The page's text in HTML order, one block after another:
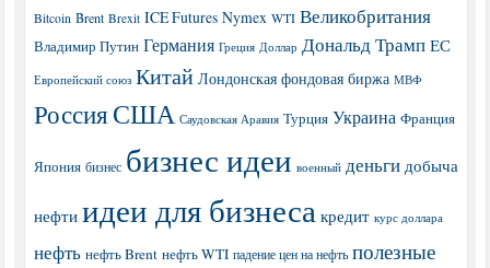
Bitcoin Brent Brexit ICE Futures Nymex WTI Великобритания
Владимир Путин Германия Греция Доллар Дональд Трамп ЕС
Европейский союз Китай Лондонская фондовая биржа МВФ
РоссияСША Саудовская Аравия Турция Украина Франция
Япония бизнес бизнес идеи военный деньги добыча
нефти идеи для бизнеса кредит курс доллара
нефть нефть Brent нефть WTI падение цен на нефть полезные